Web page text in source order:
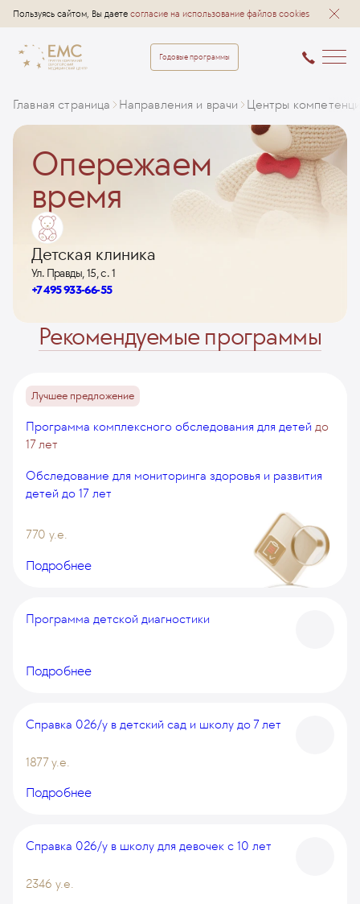
Пользуясь сайтом, Вы даете согласие на использование файлов cookies
Годовые программы
Главная страница Направления и врачи Центры
Опережаем
время
Детская клиника
Ул. Правды, 15, с. 1
+7 495 933-66-55
Рекомендуемые программы
Лучшее предложение
Программа комплексного обследования для детей до
17 лет
Обследование для мониторинга здоровья и развития
детей до 17 лет
770 у.е.
Подробнее
Программа детской диагностики
Подробнее
Справка 026/у в детский сад и школу до 7 лет
1877 у.е.
Подробнее
Справка 026/у в школу для девочек с 10 лет
2346 у.е.